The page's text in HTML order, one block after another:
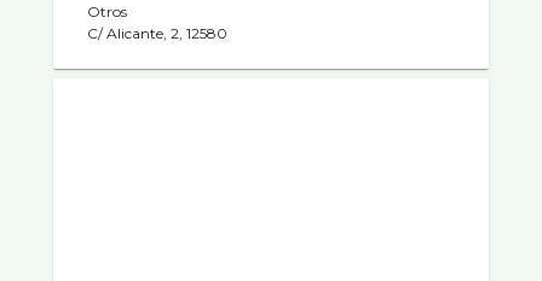
Otros
C/ Alicante, 2, 12580